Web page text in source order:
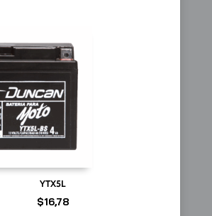
YTX5L
$16,78